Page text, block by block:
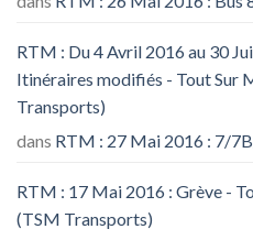
RTM : Du 4 Avril 2016 au 30
Itinéraires modifiés - Tout Sur
Transports)
dans RTM : 27 Mai 2016 : 7/
RTM : 17 Mai 2016 : Grève -
(TSM Transports)